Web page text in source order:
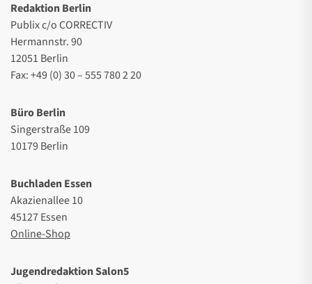
Redaktion Berlin
Publix c/o CORRECTIV
Hermannstr. 90
12051 Berlin
Fax: +49 (0) 30 – 555 780 2 20
Büro Berlin
Singerstraße 109
10179 Berlin
Buchladen Essen
Akazienallee 10
45127 Essen
Online-Shop
Jugendredaktion Salon5